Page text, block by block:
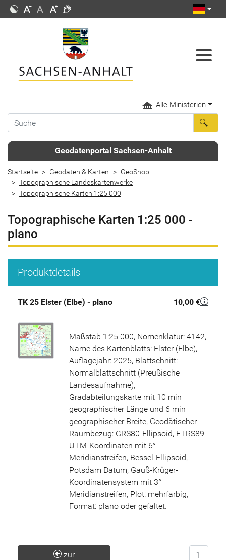
Alle Ministerien
Geodatenportal Sachsen-Anhalt
Startseite Geodaten & Karten
GeoShop
Topographische Landeskartenwerke
Topographische Karten 1:25 000
Topographische Karten 1:25 000 -
plano
Produktdetails
TK 25 Elster (Elbe) - plano 10,00 €
Maßstab 1:25 000, Nomenklatur: 4142,
Name des Kartenblatts: Elster (Elbe),
Auflagejahr: 2025, Blattschnitt:
Normalblattschnitt (Preußische
Landesaufnahme),
Gradabteilungskarte mit 10 min
geographischer Länge und 6 min
geographischer Breite, Geodätischer
Raumbezug: GRS80-Ellipsoid, ETRS89
UTM-Koordinaten mit 6°
Meridianstreifen, Bessel-Ellipsoid,
Potsdam Datum, Gauß-Krüger-
Koordinatensystem mit 3°
Meridianstreifen, Plot: mehrfarbig,
Format: plano oder gefaltet.
zur
Anzahl